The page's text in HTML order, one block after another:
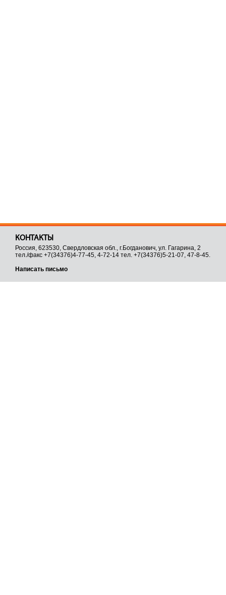
КОНТАКТЫ
Россия, 623530, Свердловская обл., г.Богданович, ул. Гагарина, 2
тел./факс +7(34376)4-77-45, 4-72-14 тел. +7(34376)5-21-07, 47-8-45.
Написать письмо